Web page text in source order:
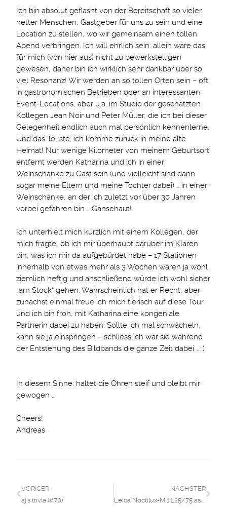
Ich bin absolut geflasht von der Bereitschaft so vieler
netter Menschen, Gastgeber für uns zu sein und eine
Location zu stellen, wo wir gemeinsam einen tollen
Abend verbringen. Ich will ehrlich sein: allein wäre das
für mich (von hier aus) nicht zu bewerkstelligen
gewesen, daher bin ich wirklich sehr dankbar über so
viel Resonanz! Wir werden an so tollen Orten sein – oft
in gastronomischen Betrieben oder an interessanten
Event-Locations, aber u.a. im Studio der geschätzten
Kollegen Jean Noir und Peter Müller, die ich bei dieser
Gelegenheit endlich auch mal persönlich kennenlerne.
Und das Tollste: ich komme zurück in meine alte
Heimat! Nur wenige Kilometer von meinem Geburtsort
entfernt werden Katharina und ich in einer
Weinschänke zu Gast sein (und vielleicht sind dann
sogar meine Eltern und meine Tochter dabei) … in einer
Weinschänke, an der ich zuletzt vor über 30 Jahren
vorbei gefahren bin … Gänsehaut!
Ich unterhielt mich kürzlich mit einem Kollegen, der
mich fragte, ob ich mir überhaupt darüber im Klaren
bin, was ich mir da aufgebürdet habe – 17 Stationen
innerhalb von etwas mehr als 3 Wochen wären ja wohl
ziemlich heftig und anschließend würde ich wohl sicher
„am Stock“ gehen. Wahrscheinlich hat er Recht, aber
zunächst einmal freue ich mich tierisch auf diese Tour
und ich bin froh, mit Katharina eine kongeniale
Partnerin dabei zu haben. Sollte ich mal schwächeln,
kann sie ja einspringen – schliesslich war sie während
der Entstehung des Bildbands die ganze Zeit dabei … :)
In diesem Sinne: haltet die Ohren steif und bleibt mir
gewogen …
Cheers!
Andreas
VORIGER
aj’s trivia (#70)
NÄCHSTER
Leica Noctilux-M 1:1,25/75 asph. – ein Erfahrungsbericht